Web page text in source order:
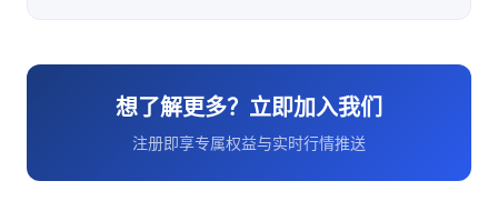
想了解更多？立即加入我们
注册即享专属权益与实时行情推送